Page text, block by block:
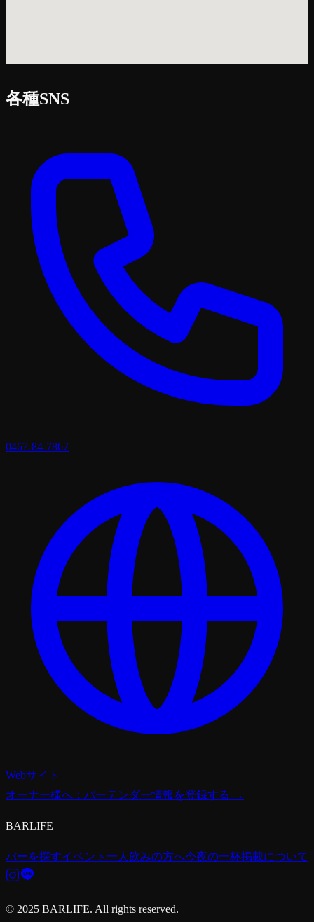
各種SNS
0467-84-7867
Webサイト
オーナー様へ：バーテンダー情報を登録する →
BARLIFE
バーを探すイベント 一人飲みの方へ今夜の一杯掲載について
© 2025 BARLIFE. All rights reserved.